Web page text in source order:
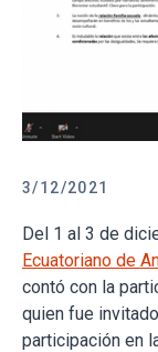
3/12/2021
Del 1 al 3 de
Ecuatoriano de
contó con la
quien fue
participación en